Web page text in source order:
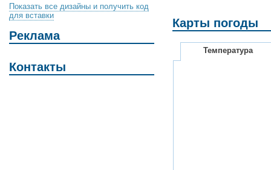
Показать все дизайны и получить код
для вставки
Реклама
Контакты
Карты погоды
Температура